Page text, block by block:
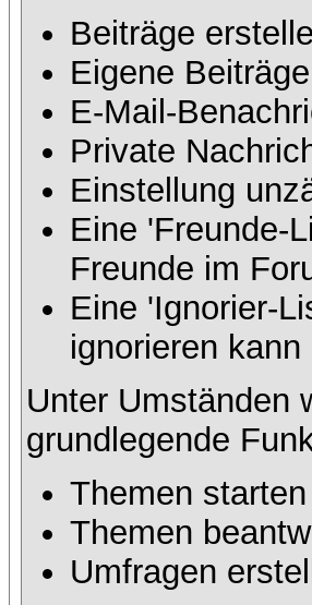
Beiträge
Eigene
E-Mail-
Private
Einstellung
Eine 'Freunde-
Freunde im
Eine 'Ignorier-
ignorieren kann
Unter Umständen
grundlegende
Themen starten
Themen
Umfragen